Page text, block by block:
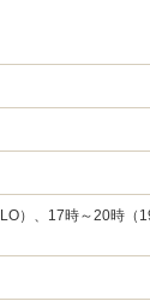
）、17時～20時（